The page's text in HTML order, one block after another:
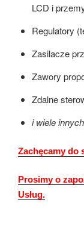
LCD i
Regulatory
Zasilacze
Zawory
Zdalne
i wiele
Zachęcamy do
Prosimy o
Usług.